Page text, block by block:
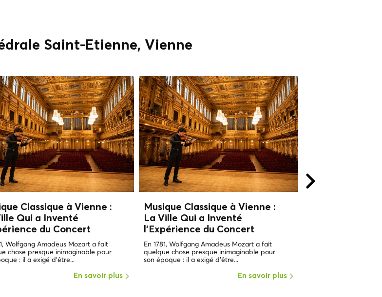
Saint-Étienne, Vienne
Classique à Vienne :
Qui a Inventé
du Concert
Wolfgang Amadeus Mozart a fait
chose presque inimaginable pour
: il a exigé d'être...
En savoir plus
Musique Classique à Vienne :
La Ville Qui a Inventé
l'Expérience du Concert
En 1781, Wolfgang Amadeus Mozart a fait
quelque chose presque inimaginable pour
son époque : il a exigé d'être...
En savoir plus